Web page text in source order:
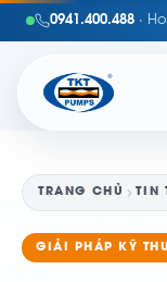
0941.400.488 ·
TRANG CHỦ TIN
GIẢI PHÁP KỸ